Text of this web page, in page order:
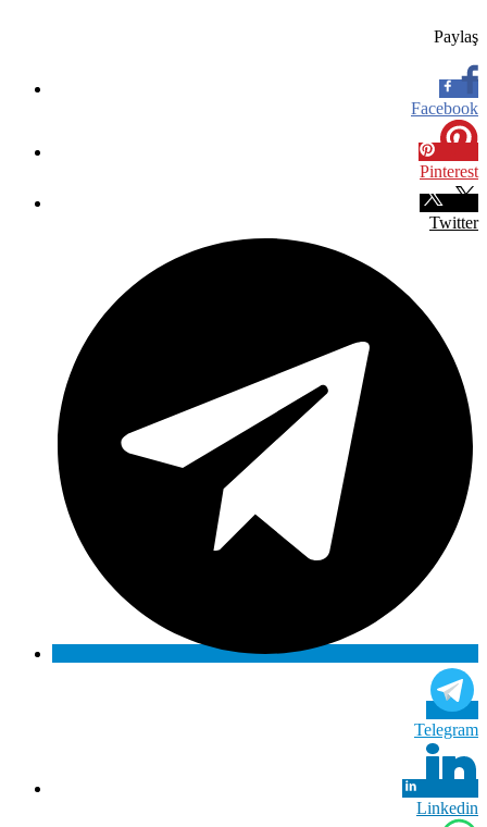
Paylaş
Facebook
Pinterest
Twitter
Telegram
Linkedin